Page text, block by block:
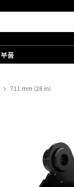
부품
711 mm (28 in)